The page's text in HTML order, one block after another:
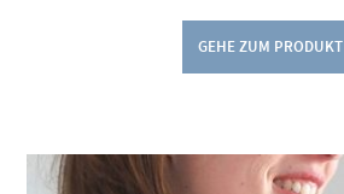
GEHE ZUM PRODUKT